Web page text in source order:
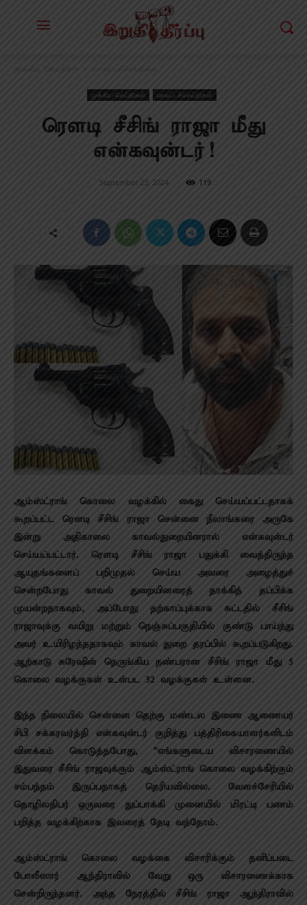
முக்கிய செய்திகள் மாவட்டச்செய்திகள்
முக்கிய செய்திகள் மாவட்டச்செய்திகள்
ரெளடி சீசிங் ராஜா மீது
என்கவுன்டர்!
September 23, 2024 119
ஆம்ஸ்ட்ராங் கொலை வழக்கில் கைது செய்யப்பட்டதாகக்
கூறப்பட்ட ரெளடி சீசிங் ராஜா சென்னை நீலாங்கரை அருகே
இன்று அதிகாலை காவல்துறையினரால் என்கவுன்டர்
செய்யப்பட்டார். ரெளடி சீசிங் ராஜா பதுக்கி வைத்திருந்த
ஆயுதங்களைப் பறிமுதல் செய்ய அவரை அழைத்துச்
சென்றபோது காவல் துறையினரைத் தாக்கித் தப்பிக்க
முயன்றதாகவும், அப்போது தற்காப்புக்காக சுட்டதில் சீசிங்
ராஜாவுக்கு வயிறு மற்றும் நெஞ்சுப்பகுதியில் குண்டு பாய்ந்து
அவர் உயிரிழந்ததாகவும் காவல் துறை தரப்பில் கூறப்படுகிறது.
ஆற்காடு சுரேஷின் நெருங்கிய நண்பரான சீசிங் ராஜா மீது 5
கொலை வழக்குகள் உள்பட 32 வழக்குகள் உள்ளன.
இந்த நிலையில் சென்னை தெற்கு மண்டல இணை ஆணையர்
சிபி சக்கரவர்த்தி என்கவுன்டர் குறித்து பத்திரிகையாளர்களிடம்
விளக்கம் கொடுத்தபோது, “எங்களுடைய விசாரணையில்
இதுவரை சீசிங் ராஜவுக்கும் ஆம்ஸ்ட்ராங் கொலை வழக்கிற்கும்
சம்பந்தம் இருப்பதாகத் தெரியவில்லை. வேளச்சேரியில்
தொழிலதிபர் ஒருவரை துப்பாக்கி முனையில் மிரட்டி பணம்
பறித்த வழக்கிற்காக இவரைத் தேடி வந்தோம்.
ஆம்ஸ்ட்ராங் கொலை வழக்கை விசாரிக்கும் தனிப்படை
போலீஸார் ஆந்திராவில் வேறு ஒரு விசாரணைக்காக
சென்றிருந்தனர். அந்த நேரத்தில் சீசிங் ராஜா ஆந்திராவில்